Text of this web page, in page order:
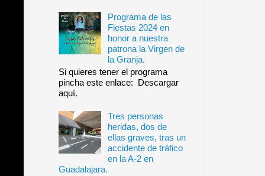
Programa de las
Fiestas 2024 en
honor a nuestra
patrona la Virgen de
la Granja.
Si quieres tener el programa
pincha este enlace: Descargar
aquí.
Tres personas
heridas, dos de
ellas graves, tras un
accidente de tráfico
en la A-2 en
Guadalajara.